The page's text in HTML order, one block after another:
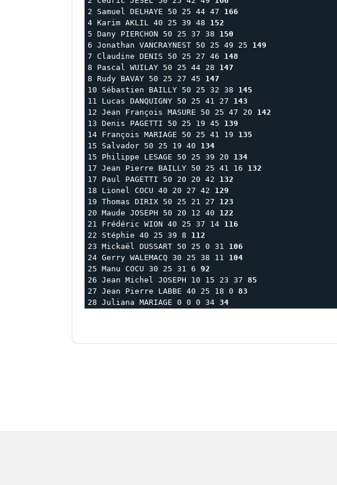
2 Samuel DELHAYE 50 25 44 47 166
4 Karim AKLIL 40 25 39 48 152
5 Dany PIERCHON 50 25 37 38 150
6 Jonathan VANCRAYNEST 50 25 49 25 149
7 Claudine DENIS 50 25 27 46 148
8 Pascal WUILAY 50 25 44 28 147
8 Rudy BAVAY 50 25 27 45 147
10 Sébastien BAILLY 50 25 32 38 145
11 Lucas DANQUIGNY 50 25 41 27 143
12 Jean François MASURE 50 25 47 20 142
13 Denis PAGETTI 50 25 19 45 139
14 François MARIAGE 50 25 41 19 135
15 Salvador 50 25 19 40 134
15 Philippe LESAGE 50 25 39 20 134
17 Jean Pierre BAILLY 50 25 41 16 132
17 Paul PAGETTI 50 20 20 42 132
18 Lionel COCU 40 20 27 42 129
19 Thomas DIRIX 50 25 21 27 123
20 Maude JOSEPH 50 20 12 40 122
21 Frédéric WION 40 25 37 14 116
22 Stéphie 40 25 39 8 112
23 Mickaël DUSSART 50 25 0 31 106
24 Gerry WALEMACQ 30 25 38 11 104
25 Manu COCU 30 25 31 6 92
26 Jean Michel JOSEPH 10 15 23 37 85
27 Jean Pierre LABBE 40 25 18 0 83
28 Juliana MARIAGE 0 0 0 34 34